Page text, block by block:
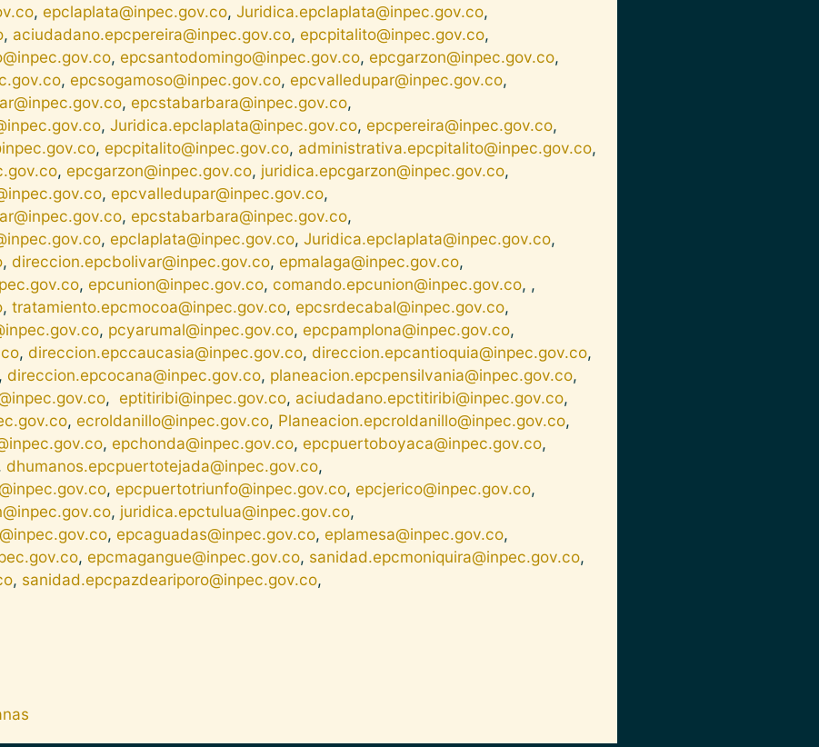
, epclaplata@inpec.gov.co, Juridica.epclaplata@inpec.gov.co,
, aciudadano.epcpereira@inpec.gov.co, epcpitalito@inpec.gov.co,
, epcsantodomingo@inpec.gov.co, epcgarzon@inpec.gov.co,
, epcsogamoso@inpec.gov.co, epcvalledupar@inpec.gov.co,
, epcstabarbara@inpec.gov.co,
, Juridica.epclaplata@inpec.gov.co, epcpereira@inpec.gov.co,
, epcpitalito@inpec.gov.co, administrativa.epcpitalito@inpec.gov.co,
, epcgarzon@inpec.gov.co, juridica.epcgarzon@inpec.gov.co,
, epcvalledupar@inpec.gov.co,
, epcstabarbara@inpec.gov.co,
, epclaplata@inpec.gov.co, Juridica.epclaplata@inpec.gov.co,
, direccion.epcbolivar@inpec.gov.co, epmalaga@inpec.gov.co,
, epcunion@inpec.gov.co, comando.epcunion@inpec.gov.co, ,
, tratamiento.epcmocoa@inpec.gov.co, epcsrdecabal@inpec.gov.co,
, pcyarumal@inpec.gov.co, epcpamplona@inpec.gov.co,
, direccion.epccaucasia@inpec.gov.co, direccion.epcantioquia@inpec.gov.co,
, direccion.epcocana@inpec.gov.co, planeacion.epcpensilvania@inpec.gov.co,
, eptitiribi@inpec.gov.co, aciudadano.epctitiribi@inpec.gov.co,
, ecroldanillo@inpec.gov.co, Planeacion.epcroldanillo@inpec.gov.co,
, epchonda@inpec.gov.co, epcpuertoboyaca@inpec.gov.co,
dhumanos.epcpuertotejada@inpec.gov.co,
, epcpuertotriunfo@inpec.gov.co, epcjerico@inpec.gov.co,
, juridica.epctulua@inpec.gov.co,
, epcaguadas@inpec.gov.co, eplamesa@inpec.gov.co,
, epcmagangue@inpec.gov.co, sanidad.epcmoniquira@inpec.gov.co,
, sanidad.epcpazdeariporo@inpec.gov.co,